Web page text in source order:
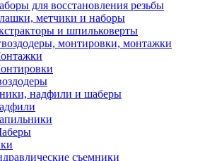
для восстановления резьбы
метчики и наборы
и шпильковерты
монтировки, монтажки
надфили и шаберы
съемники